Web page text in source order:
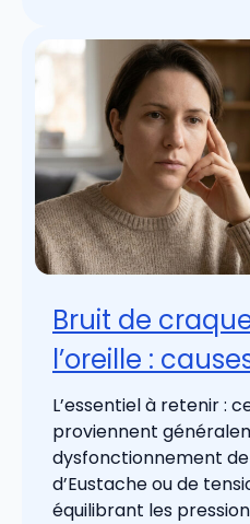
Bruit de
l’oreille :
L’essentiel à retenir :
proviennent
dysfonctionnement
d’Eustache ou de
équilibrant les